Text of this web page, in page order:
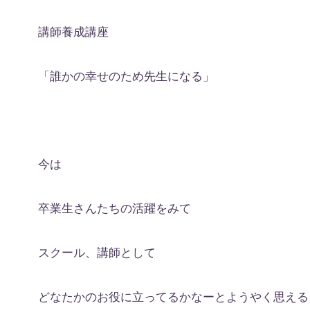
講師養成講座
「誰かの幸せのため先生になる」
今は
卒業生さんたちの活躍をみて
スクール、講師として
どなたかのお役に立ってるかなーとようやく思え